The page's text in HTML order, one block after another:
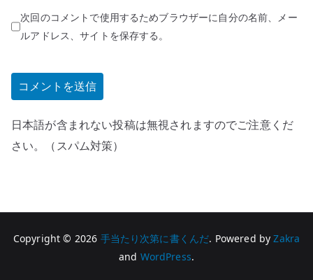
次回のコメントで使用するためブラウザーに自分の名前、メー
ルアドレス、サイトを保存する。
日本語が含まれない投稿は無視されますのでご注意くだ
さい。（スパム対策）
Copyright © 2026 手当たり次第に書くんだ. Powered byZakra
and WordPress.